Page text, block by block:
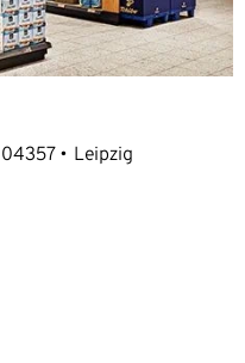
04357 Leipzig